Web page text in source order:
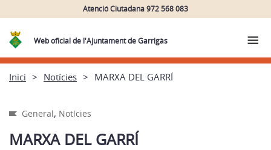
Atenció Ciutadana 972 568 083
Web oficial de l'Ajuntament de Garrigàs
Inici Notícies MARXA DEL GARRÍ
General, Notícies
MARXA DEL GARRÍ